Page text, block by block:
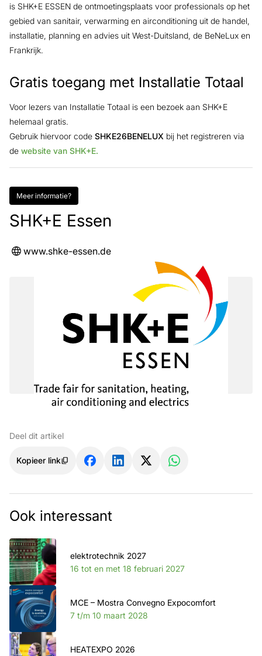
is SHK+E ESSEN de ontmoetingsplaats voor professionals op het
gebied van sanitair, verwarming en airconditioning uit de handel,
installatie, planning en advies uit West-Duitsland, de BeNeLux en
Frankrijk.
Gratis toegang met Installatie Totaal
Voor lezers van Installatie Totaal is een bezoek aan SHK+E
helemaal gratis.
Gebruik hiervoor code SHKE26BENELUX bij het registreren via
de website van SHK+E.
Meer informatie?
SHK+E Essen
www.shke-essen.de
Deel dit artikel
Kopieer link
Ook interessant
elektrotechnik 2027
16 tot en met 18 februari 2027
MCE – Mostra Convegno Expocomfort
7 t/m 10 maart 2028
HEATEXPO 2026